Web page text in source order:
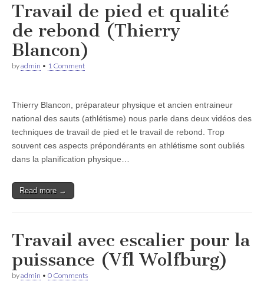
Travail de pied et qualité
de rebond (Thierry
Blancon)
byadmin • 1 Comment
Thierry Blancon, préparateur physique et ancien entraineur
national des sauts (athlétisme) nous parle dans deux vidéos des
techniques de travail de pied et le travail de rebond. Trop
souvent ces aspects prépondérants en athlétisme sont oubliés
dans la planification physique…
Read more →
Travail avec escalier pour la
puissance (Vfl Wolfburg)
byadmin • 0 Comments